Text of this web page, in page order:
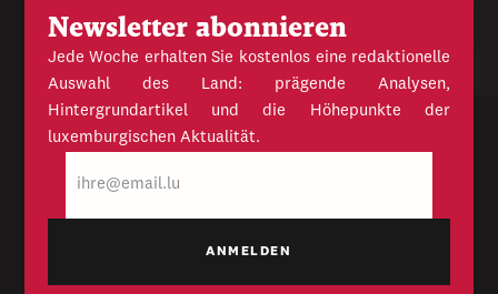
Newsletter abonnieren
Jede Woche erhalten Sie kostenlos eine redaktionelle
Auswahl des Land: prägende Analysen,
Hintergrundartikel und die Höhepunkte der
luxemburgischen Aktualität.
Mail